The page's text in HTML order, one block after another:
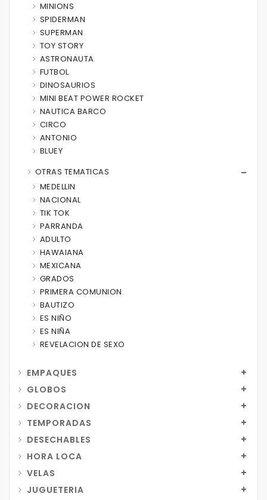
MINIONS
SPIDERMAN
SUPERMAN
TOY STORY
ASTRONAUTA
FUTBOL
DINOSAURIOS
MINI BEAT POWER ROCKET
NAUTICA BARCO
CIRCO
ANTONIO
BLUEY
OTRAS TEMATICAS
MEDELLIN
NACIONAL
TIK TOK
PARRANDA
ADULTO
HAWAIANA
MEXICANA
GRADOS
PRIMERA COMUNION
BAUTIZO
ES NIÑO
ES NIÑA
REVELACION DE SEXO
EMPAQUES
GLOBOS
DECORACION
TEMPORADAS
DESECHABLES
HORA LOCA
VELAS
JUGUETERIA